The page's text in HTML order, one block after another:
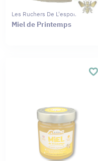
Les Ruchers De L'espoir
Miel de Printemps